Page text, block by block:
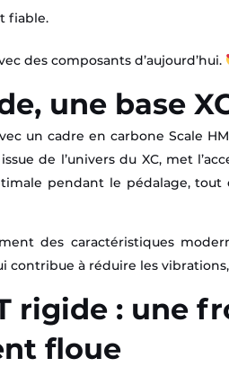
fiable.
des composants d’aujourd’hui.
une base
un cadre en carbone Scale
de l’univers du XC, met
pendant le pédalage,
des caractéristiques
contribue à réduire les
rigide : une
floue